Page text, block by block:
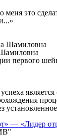
меня это
первого